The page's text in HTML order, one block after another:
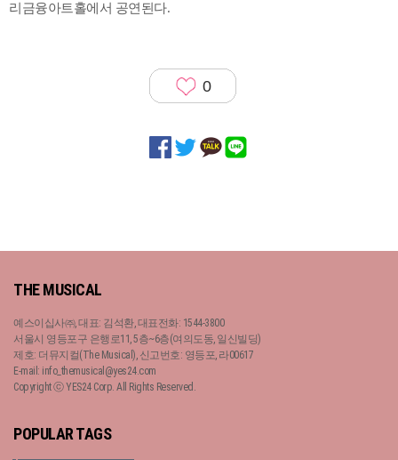
리금융아트홀에서 공연된다.
0
THE MUSICAL
예스이십사㈜, 대표: 김석환, 대표전화: 1544-3800
서울시 영등포구 은행로11, 5층~6층(여의도동, 일신빌딩)
제호: 더뮤지컬(The Musical), 신고번호: 영등포, 라00617
E-mail: info_themusical@yes24.com
Copyright ⓒ YES24 Corp. All Rights Reserved.
POPULAR TAGS